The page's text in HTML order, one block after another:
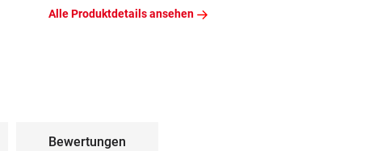
Alle Produktdetails ansehen
Bewertungen